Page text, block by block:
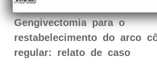
Gengivectomia para o
restabelecimento do arco
regular: relato de caso